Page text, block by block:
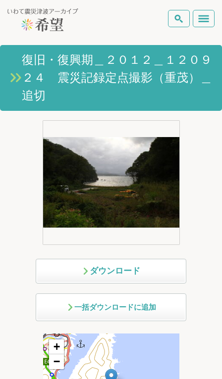
いわて震災津波アーカイブとは
岩手県の被害状況
Foreign Laguage
検索
テーマから探す
復旧・復興期＿２０１２＿１２０９
２４ 震災記録定点撮影（重茂）＿
追切
ダウンロード
一括ダウンロードに追加
+
−